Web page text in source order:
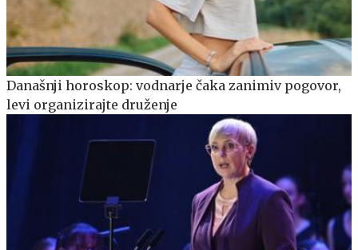
Današnji horoskop: vodnarje čaka zanimiv pogovor,
levi organizirajte druženje